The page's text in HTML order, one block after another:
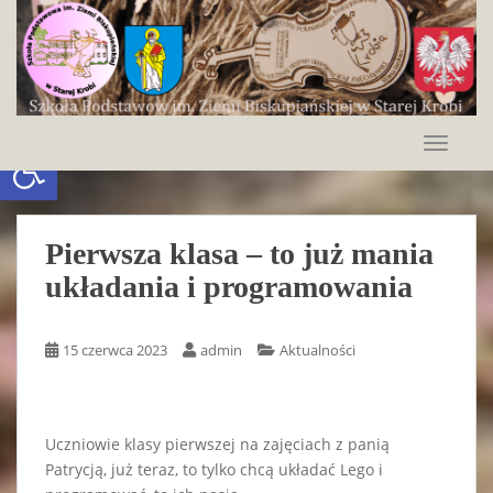
n
o
t
n
Pierwsza klasa – to już mania
układania i programowania
15 czerwca 2023 admin Aktualności
Uczniowie klasy pierwszej na zajęciach z panią
Patrycją, już teraz, to tylko chcą układać Lego i